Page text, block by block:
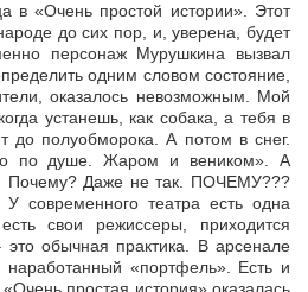
в «Очень простой истории». Этот
до сих пор, и, уверена, будет
персонаж Мурушкина вызвал
одним словом состояние,
оказалось невозможным. Мой
устанешь, как собака, а тебя в
до полуобморока. А потом в снег.
по душе. Жаром и веником». А
Почему? Даже не так. ПОЧЕМУ???
современного театра есть одна
свои режиссеры, приходится
обычная практика. В арсенале
наработанный «портфель». Есть и